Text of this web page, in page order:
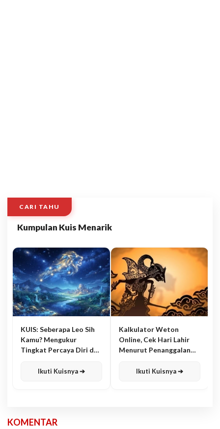
CARI TAHU
Kumpulan Kuis Menarik
KUIS: Seberapa Leo Sih
Kamu? Mengukur
Tingkat Percaya Diri dan
Ikuti Kuisnya ➔
Kalkulator Weton
Online, Cek Hari Lahir
Menurut Penanggalan
Ikuti Kuisnya ➔
KOMENTAR